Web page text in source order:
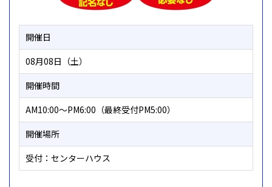
開催日
08月08日（土）
開催時間
AM10:00～PM6:00（最終受付PM5:00）
開催場所
受付：センターハウス